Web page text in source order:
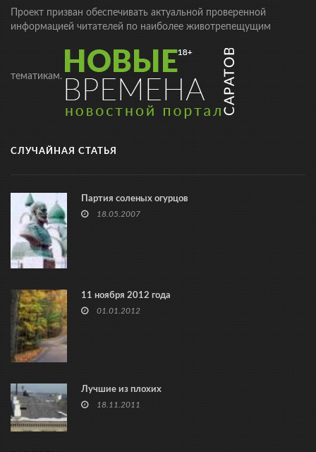
Проект призван обеспечивать актуальной проверенной
информацией читателей по наиболее животрепещущим
тематикам.
СЛУЧАЙНАЯ СТАТЬЯ
Партия соленых огурцов
18.05.2007
11 ноября 2012 года
01.01.2012
Лучшие из плохих
18.11.2011